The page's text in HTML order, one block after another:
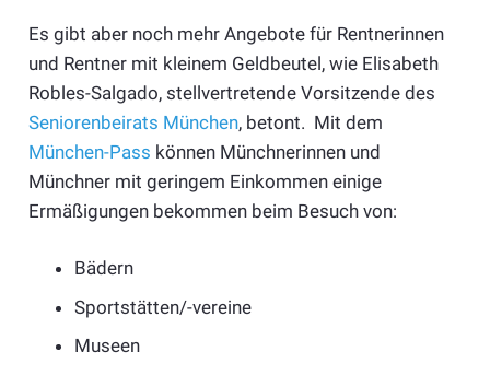
Es gibt aber noch mehr Angebote für Rentnerinnen
und Rentner mit kleinem Geldbeutel, wie Elisabeth
Robles-Salgado, stellvertretende Vorsitzende des
Seniorenbeirats München, betont. Mit dem
München-Pass können Münchnerinnen und
Münchner mit geringem Einkommen einige
Ermäßigungen bekommen beim Besuch von:
Bädern
Sportstätten/-vereine
Museen